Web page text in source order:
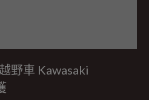
野車 Kawasaki